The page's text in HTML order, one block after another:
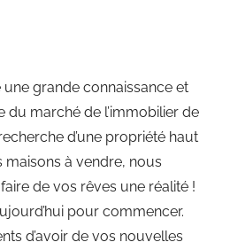
grande connaissance et
du marché de l’immobilier de
d’une propriété haut
maisons à vendre, nous
de vos rêves une réalité !
pour commencer.
d’avoir de vos nouvelles